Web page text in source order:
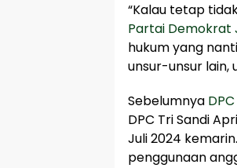
“Kalau tetap
Partai Demokrat
hukum yang
unsur-unsur lain,
Sebelumnya
DPC Tri Sandi
Juli 2024
penggunaan